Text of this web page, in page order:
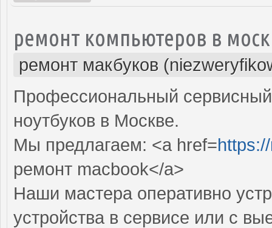
ремонт компьютеров в
ремонт макбуков
Профессиональный
ноутбуков в Москве.
Мы предлагаем: <a href=
ремонт macbook</a>
Наши мастера оперативно
устройства в сервисе или с